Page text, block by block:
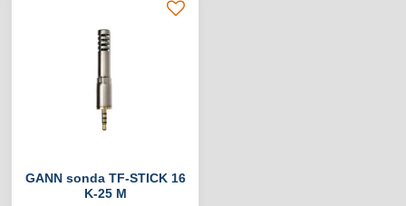
GANN sonda TF-STICK 16
K-25 M